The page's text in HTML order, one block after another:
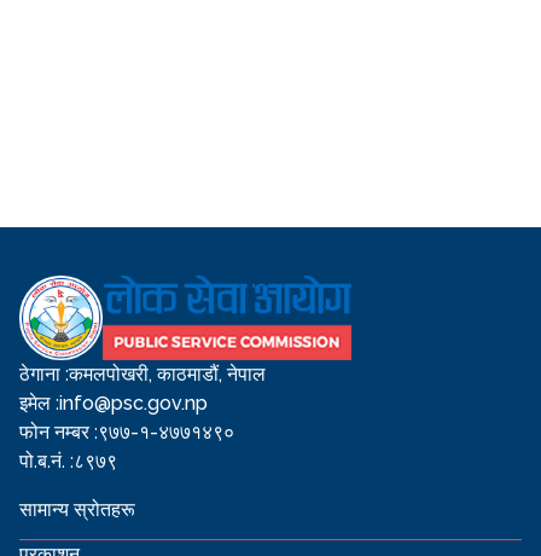
ठेगाना :कमलपोखरी, काठमाडौं, नेपाल
इमेल :info@psc.gov.np
फोन नम्बर :९७७-१-४७७१४९०
पो.ब.नं. :८९७९
सामान्य स्रोतहरू